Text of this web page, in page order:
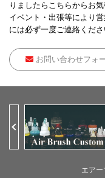
りましたらこちらからお
イベント・出張等により
には必ず一度ご連絡くださ
お問い合わせフォ
Previous
エア